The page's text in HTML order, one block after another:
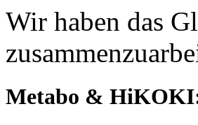
Wir haben das
Metabo &